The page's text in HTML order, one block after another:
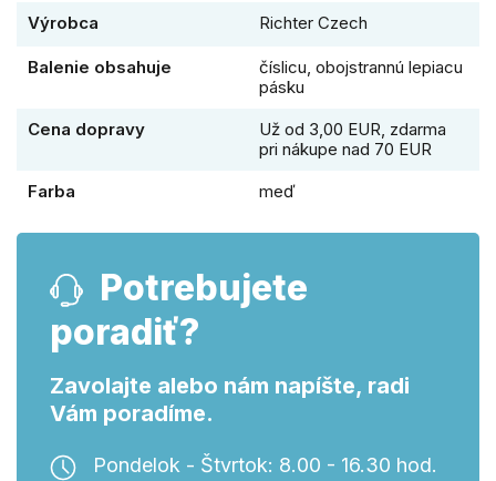
Výrobca Richter Czech
Balenie obsahuje
číslicu, obojstrannú lepiacu
pásku
Cena dopravy
Už od 3,00 EUR, zdarma
pri nákupe nad 70 EUR
Farba
meď
Potrebujete
poradiť?
Zavolajte alebo nám napíšte, radi
Vám poradíme.
Pondelok - Štvrtok: 8.00 - 16.30 hod.